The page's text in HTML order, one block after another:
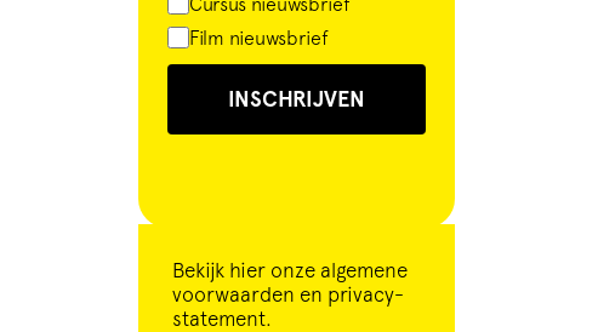
Film nieuwsbrief
INSCHRIJVEN
Bekijk hier onze algemene
voorwaarden en privacy-
statement.